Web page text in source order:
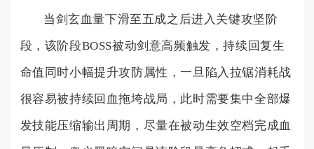
当剑玄血量下滑至五成之后进入关键攻坚阶
段，该阶段BOSS被动剑意高频触发，持续回复生
命值同时小幅提升攻防属性，一旦陷入拉锯消耗战
很容易被持续回血拖垮战局，此时需要集中全部爆
发技能压缩输出周期，尽量在被动生效空档完成血